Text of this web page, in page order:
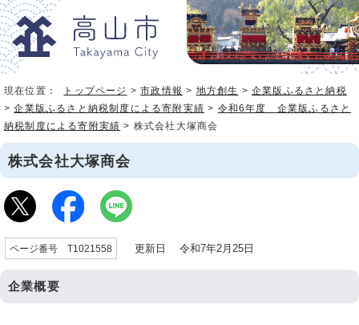
現在位置： トップページ >市政情報 > 地方創生 >企業版ふるさと納税
>企業版ふるさと納税制度による寄附実績 > 令和6年度 企業版ふるさと
納税制度による寄附実績 > 株式会社大塚商会
株式会社大塚商会
ページ番号 T1021558 更新日 令和7年2月25日
企業概要